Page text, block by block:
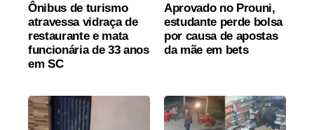
Ônibus de turismo
atravessa vidraça de
restaurante e mata
funcionária de 33 anos
em SC
Aprovado no Prouni,
estudante perde bolsa
por causa de apostas
da mãe em bets